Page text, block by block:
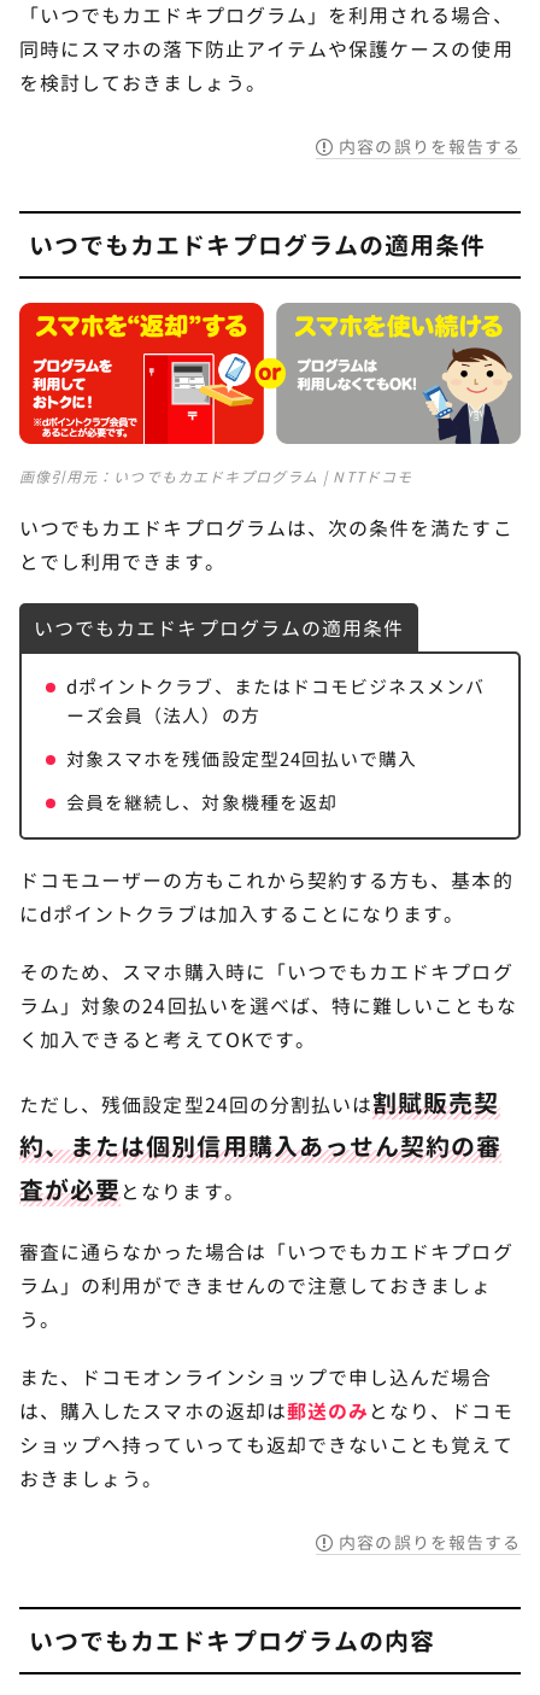
「いつでもカエドキプログラム」を利用される場合、
同時にスマホの落下防止アイテムや保護ケースの使用
を検討しておきましょう。
内容の誤りを報告する
いつでもカエドキプログラムの適用条件
画像引用元： いつでもカエドキプログラム | NTTドコモ
いつでもカエドキプログラムは、次の条件を満たすこ
とでし利用できます。
いつでもカエドキプログラムの適用条件
dポイントクラブ、またはドコモビジネスメンバ
ーズ会員（法人）の方
対象スマホを残価設定型24回払いで購入
会員を継続し、対象機種を返却
ドコモユーザーの方もこれから契約する方も、基本的
にdポイントクラブは加入することになります。
そのため、スマホ購入時に「いつでもカエドキプログ
ラム」対象の24回払いを選べば、特に難しいこともな
く加入できると考えてOKです。
ただし、残価設定型24回の分割払いは割賦販売契
約、または個別信用購入あっせん契約の審
査が必要となります。
審査に通らなかった場合は「いつでもカエドキプログ
ラム」の利用ができませんので注意しておきましょ
う。
また、ドコモオンラインショップで申し込んだ場合
は、購入したスマホの返却は郵送のみ となり、ドコモ
ショップへ持っていっても返却できないことも覚えて
おきましょう。
内容の誤りを報告する
いつでもカエドキプログラムの内容